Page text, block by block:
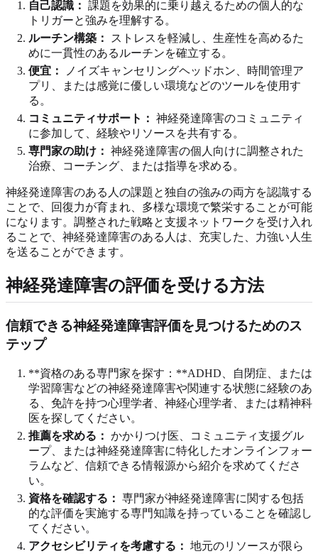
自己認識： 課題を効果的に乗り越えるための個人的な
トリガーと強みを理解する。
ルーチン構築：
ストレスを軽減し、生産性を高めるた
めに一貫性のあるルーチンを確立する。
便宜：
ノイズキャンセリングヘッドホン、時間管理ア
プリ、または感覚に優しい環境などのツールを使用す
る。
コミュニティサポート： 神経発達障害のコミュニティ
に参加して、経験やリソースを共有する。
専門家の助け： 神経発達障害の個人向けに調整された
治療、コーチング、または指導を求める。
神経発達障害のある人の課題と独自の強みの両方を認識する
ことで、回復力が育まれ、多様な環境で繁栄することが可能
になります。調整された戦略と支援ネットワークを受け入れ
ることで、神経発達障害のある人は、充実した、力強い人生
を送ることができます。
神経発達障害の評価を受ける方法
信頼できる神経発達障害評価を見つけるためのス
テップ
**資格のある専門家を探す：**ADHD、自閉症、または
学習障害などの神経発達障害や関連する状態に経験のあ
る、免許を持つ心理学者、神経心理学者、または精神科
医を探してください。
推薦を求める： かかりつけ医、コミュニティ支援グル
ープ、または神経発達障害に特化したオンラインフォー
ラムなど、信頼できる情報源から紹介を求めてくださ
い。
資格を確認する： 専門家が神経発達障害に関する包括
的な評価を実施する専門知識を持っていることを確認し
てください。
アクセシビリティを考慮する： 地元のリソースが限ら